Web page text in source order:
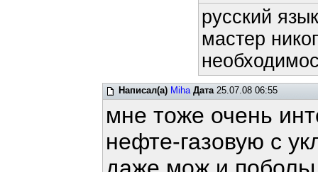
русский
мастер
Написал(а) Miha Дата25.07.08 06:55
мне тоже очень
нефте-газовую с